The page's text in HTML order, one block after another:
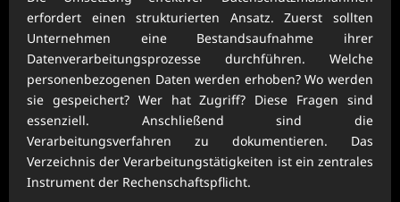
erfordert einen strukturierten Ansatz. Zuerst sollten
Unternehmen eine Bestandsaufnahme ihrer
Datenverarbeitungsprozesse durchführen. Welche
personenbezogenen Daten werden erhoben? Wo werden
sie gespeichert? Wer hat Zugriff? Diese Fragen sind
essenziell. Anschließend sind die
Verarbeitungsverfahren zu dokumentieren. Das
Verzeichnis der Verarbeitungstätigkeiten ist ein zentrales
Instrument der Rechenschaftspflicht.